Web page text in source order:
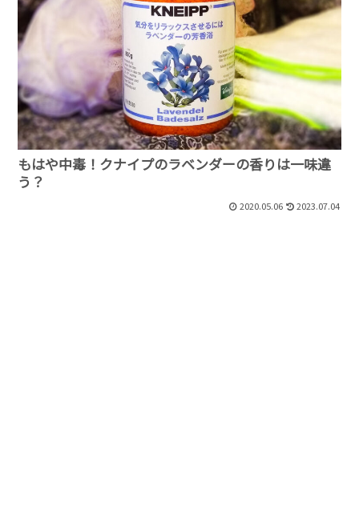
もはや中毒！クナイプのラベンダーの香りは一味違
う？
2020.05.06 2023.07.04